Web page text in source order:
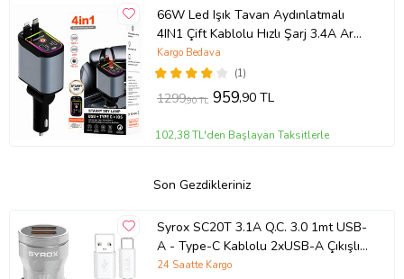
66W Led Işık Tavan Aydınlatmalı
4IN1 Çift Kablolu Hızlı Şarj 3.4A Araç
İçi Çakmaklık Şarj Aleti
(1)
Kargo Bedava
1299,90 TL 959,90 TL
102,38 TL'den Başlayan Taksitlerle
Son Gezdikleriniz
Syrox SC20T 3.1A Q.C. 3.0 1mt USB-
A - Type-C Kablolu 2xUSB-A Çıkışlı
Hızlı Araç Şarj Cihazı - Gri
24 Saatte Kargo